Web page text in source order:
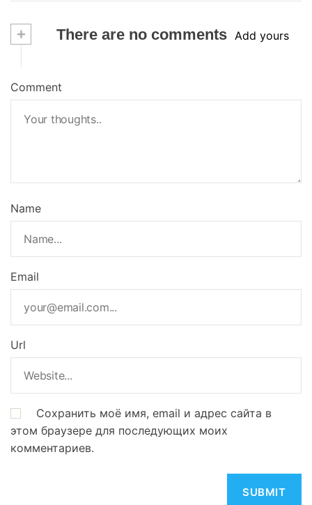
+ There are no comments Add yours
Comment
Name
Email
Url
Сохранить моё имя, email и адрес сайта в
этом браузере для последующих моих
комментариев.